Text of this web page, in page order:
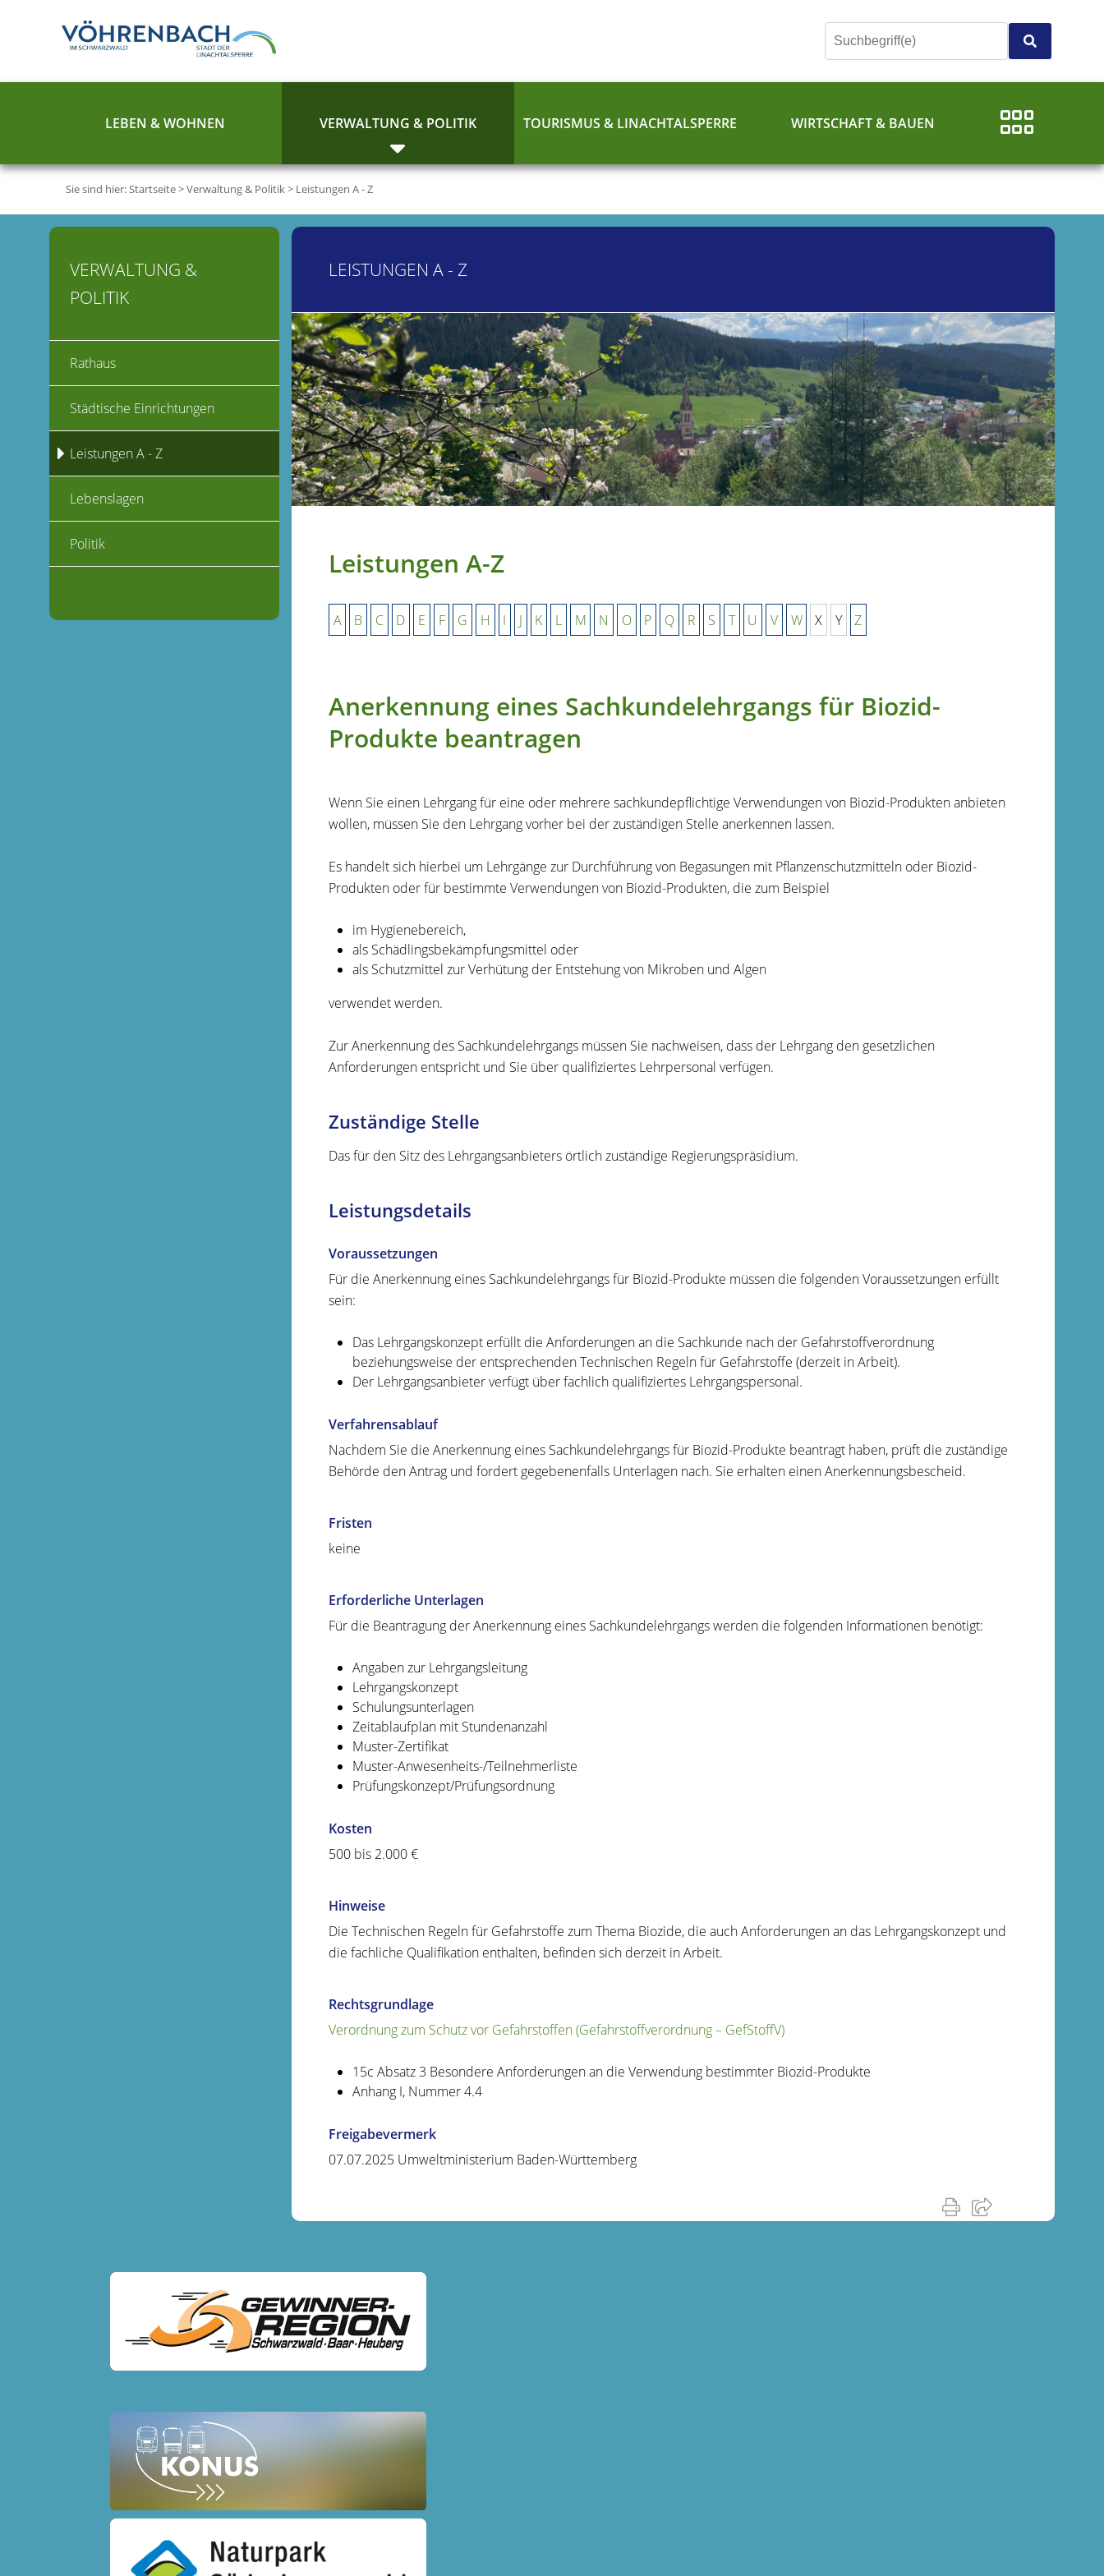
LEBEN & WOHNEN VERWALTUNG & POLITIK TOURISMUS & LINACHTALSPERRE WIRTSCHAFT & BAUEN
Sie sind hier:Startseite>Verwaltung & Politik> Leistungen A - Z
LEISTUNGEN A - Z
Leistungen A-Z
A B C D E F G H I J K L M N O P Q R S T U V W X Y Z
Anerkennung eines Sachkundelehrgangs für Biozid-
Produkte beantragen
Wenn Sie einen Lehrgang für eine oder mehrere sachkundepflichtige Verwendungen von Biozid-Produkten anbieten
wollen, müssen Sie den Lehrgang vorher bei der zuständigen Stelle anerkennen lassen.
Es handelt sich hierbei um Lehrgänge zur Durchführung von Begasungen mit Pflanzenschutzmitteln oder Biozid-
Produkten oder für bestimmte Verwendungen von Biozid-Produkten, die zum Beispiel
im Hygienebereich,
als Schädlingsbekämpfungsmittel oder
als Schutzmittel zur Verhütung der Entstehung von Mikroben und Algen
verwendet werden.
Zur Anerkennung des Sachkundelehrgangs müssen Sie nachweisen, dass der Lehrgang den gesetzlichen
Anforderungen entspricht und Sie über qualifiziertes Lehrpersonal verfügen.
Zuständige Stelle
Das für den Sitz des Lehrgangsanbieters örtlich zuständige Regierungspräsidium.
Leistungsdetails
Voraussetzungen
Für die Anerkennung eines Sachkundelehrgangs für Biozid-Produkte müssen die folgenden Voraussetzungen erfüllt
sein:
Das Lehrgangskonzept erfüllt die Anforderungen an die Sachkunde nach der Gefahrstoffverordnung
beziehungsweise der entsprechenden Technischen Regeln für Gefahrstoffe (derzeit in Arbeit).
Der Lehrgangsanbieter verfügt über fachlich qualifiziertes Lehrgangspersonal.
Verfahrensablauf
Nachdem Sie die Anerkennung eines Sachkundelehrgangs für Biozid-Produkte beantragt haben, prüft die zuständige
Behörde den Antrag und fordert gegebenenfalls Unterlagen nach. Sie erhalten einen Anerkennungsbescheid.
Fristen
keine
Erforderliche Unterlagen
Für die Beantragung der Anerkennung eines Sachkundelehrgangs werden die folgenden Informationen benötigt:
Angaben zur Lehrgangsleitung
Lehrgangskonzept
Schulungsunterlagen
Zeitablaufplan mit Stundenanzahl
Muster-Zertifikat
Muster-Anwesenheits-/Teilnehmerliste
Prüfungskonzept/Prüfungsordnung
Kosten
500 bis 2.000 €
Hinweise
Die Technischen Regeln für Gefahrstoffe zum Thema Biozide, die auch Anforderungen an das Lehrgangskonzept und
die fachliche Qualifikation enthalten, befinden sich derzeit in Arbeit.
Rechtsgrundlage
Verordnung zum Schutz vor Gefahrstoffen (Gefahrstoffverordnung – GefStoffV)
15c Absatz 3 Besondere Anforderungen an die Verwendung bestimmter Biozid-Produkte
Anhang I, Nummer 4.4
Freigabevermerk
07.07.2025 Umweltministerium Baden-Württemberg
VERWALTUNG &
POLITIK
Rathaus
Städtische Einrichtungen
Leistungen A - Z
Lebenslagen
Politik